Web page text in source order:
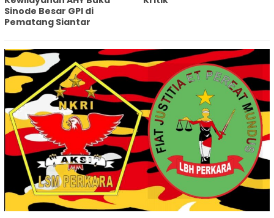
Sinode Besar GPI di
Pematang Siantar